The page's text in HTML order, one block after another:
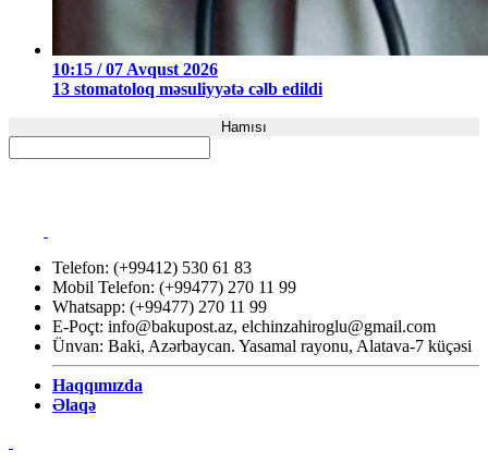
10:15 / 07 Avqust 2026
13 stomatoloq məsuliyyətə cəlb edildi
Hamısı
Telefon: (+99412) 530 61 83
Mobil Telefon: (+99477) 270 11 99
Whatsapp: (+99477) 270 11 99
E-Poçt: info@bakupost.az, elchinzahiroglu@gmail.com
Ünvan: Baki, Azərbaycan. Yasamal rayonu, Alatava-7 küçəsi
Haqqımızda
Əlaqə